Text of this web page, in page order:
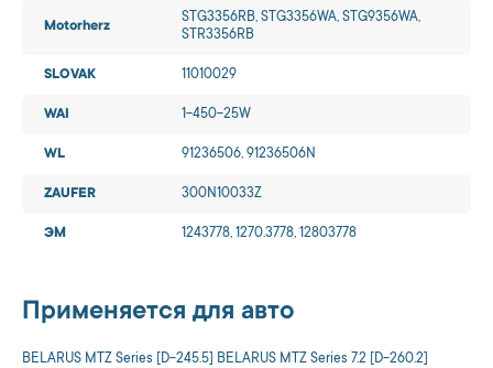
Motorherz
STG3356RB, STG3356WA, STG9356WA,
STR3356RB
SLOVAK 11010029
WAI 1-450-25W
WL 91236506, 91236506N
ZAUFER 300N10033Z
ЭМ 1243778, 1270.3778, 12803778
Применяется для авто
BELARUS MTZ Series [D-245.5] BELARUS MTZ Series 7.2 [D-260.2]